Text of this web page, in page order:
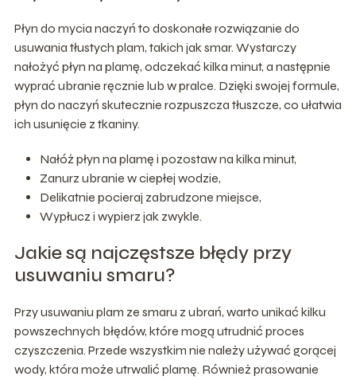
Płyn do mycia naczyń to doskonałe rozwiązanie do
usuwania tłustych plam, takich jak smar. Wystarczy
nałożyć płyn na plamę, odczekać kilka minut, a następnie
wyprać ubranie ręcznie lub w pralce. Dzięki swojej formule,
płyn do naczyń skutecznie rozpuszcza tłuszcze, co ułatwia
ich usunięcie z tkaniny.
Nałóż płyn na plamę i pozostaw na kilka minut,
Zanurz ubranie w ciepłej wodzie,
Delikatnie pocieraj zabrudzone miejsce,
Wypłucz i wypierz jak zwykle.
Jakie są najczęstsze błędy przy
usuwaniu smaru?
Przy usuwaniu plam ze smaru z ubrań, warto unikać kilku
powszechnych błędów, które mogą utrudnić proces
czyszczenia. Przede wszystkim nie należy używać gorącej
wody, która może utrwalić plamę. Również prasowanie